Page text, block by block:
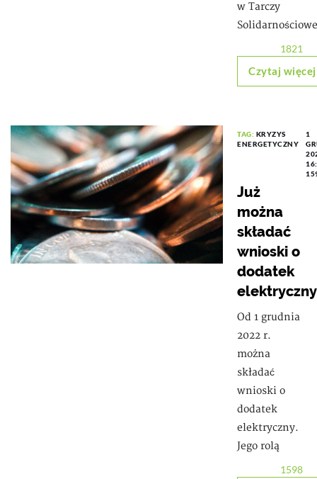
w Tarczy
1821
Czytaj więcej
TAG: KRYZYS
ENERGETYCZNY
1
Już
można
składać
wnioski o
dodatek
Od 1 grudnia
2022 r.
można
składać
wnioski o
dodatek
elektryczny.
Jego rolą
1598